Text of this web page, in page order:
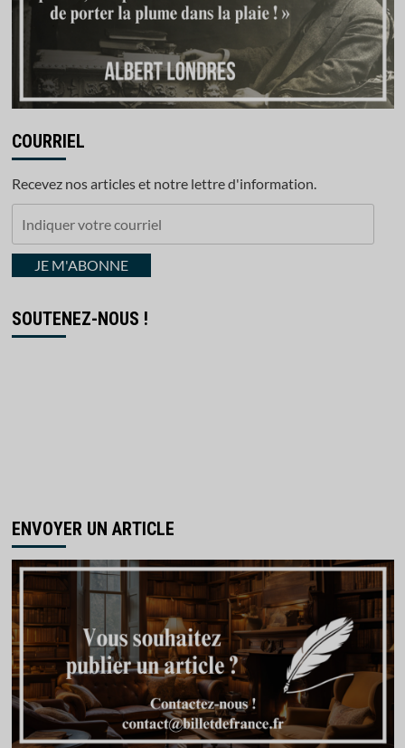
COURRIEL
Recevez nos articles et notre lettre d'information.
courrielJE M'ABONNE
SOUTENEZ-NOUS !
ENVOYER UN ARTICLE